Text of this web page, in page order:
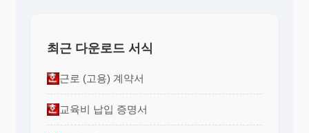
최근 다운로드 서식
근로 (고용) 계약서
교육비 납입 증명서